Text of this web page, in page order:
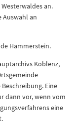
an.
Auswahl an
Hammerstein.
Koblenz,
Eine
dann vor, wenn vom
eine